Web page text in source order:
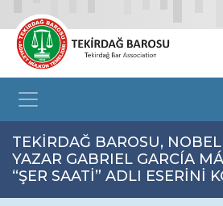
TEKİRDAĞ BAROSU,
YAZAR GABRIEL GARCÍA
“ŞER SAATİ” ADLI ESERİNİ